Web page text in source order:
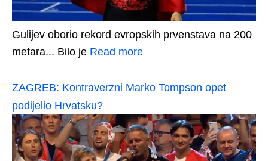
Gulijev oborio rekord evropskih prvenstava na 200
metara... Bilo je Read more
ZAGREB: Kontraverzni Marko Tompson opet
podijelio Hrvatsku?